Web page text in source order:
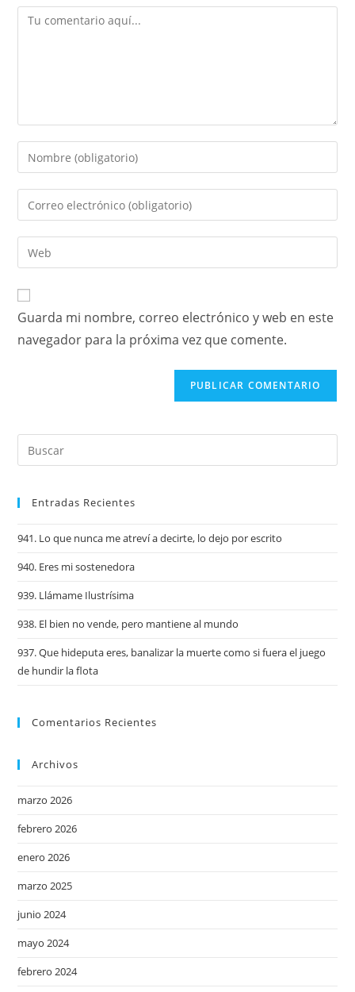
Guarda mi nombre, correo electrónico y web en este
navegador para la próxima vez que comente.
Entradas Recientes
941. Lo que nunca me atreví a decirte, lo dejo por escrito
940. Eres mi sostenedora
939. Llámame Ilustrísima
938. El bien no vende, pero mantiene al mundo
937. Que hideputa eres, banalizar la muerte como si fuera el juego
de hundir la flota
Comentarios Recientes
Archivos
marzo 2026
febrero 2026
enero 2026
marzo 2025
junio 2024
mayo 2024
febrero 2024